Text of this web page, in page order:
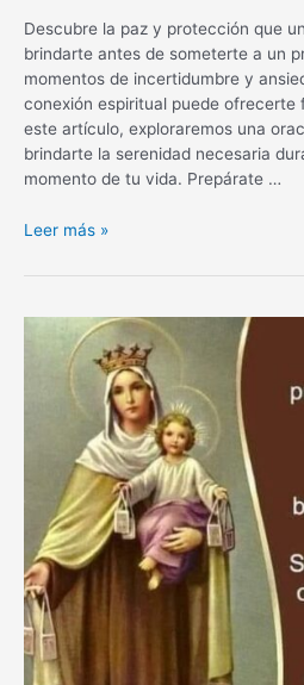
Descubre la paz y protección que
brindarte antes de someterte a un
momentos de incertidumbre y
conexión espiritual puede ofrecerte
este artículo, exploraremos una
brindarte la serenidad necesaria
momento de tu vida. Prepárate …
Oración
antes
procedimiento
encuentra
protección
Leer más »